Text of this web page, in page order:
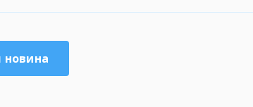
новина